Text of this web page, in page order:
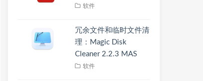
软件
冗余文件和临时文件清
理：Magic Disk
Cleaner 2.2.3 MAS
软件